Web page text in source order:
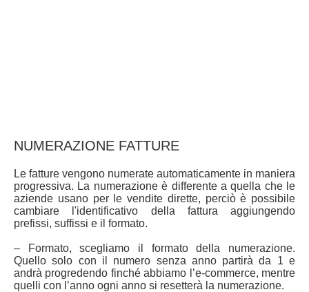
NUMERAZIONE FATTURE
Le fatture vengono numerate automaticamente in maniera
progressiva. La numerazione è differente a quella che le
aziende usano per le vendite dirette, perciò è possibile
cambiare l'identificativo della fattura aggiungendo
prefissi, suffissi e il formato.
– Formato, scegliamo il formato della numerazione.
Quello solo con il numero senza anno partirà da 1 e
andrà progredendo finché abbiamo l’e-commerce, mentre
quelli con l’anno ogni anno si resetterà la numerazione.